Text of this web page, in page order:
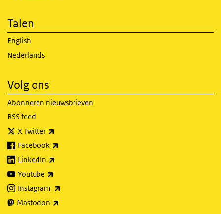
Talen
English
Nederlands
Volg ons
Abonneren nieuwsbrieven
RSS feed
X Twitter
Facebook
LinkedIn
Youtube
Instagram
Mastodon